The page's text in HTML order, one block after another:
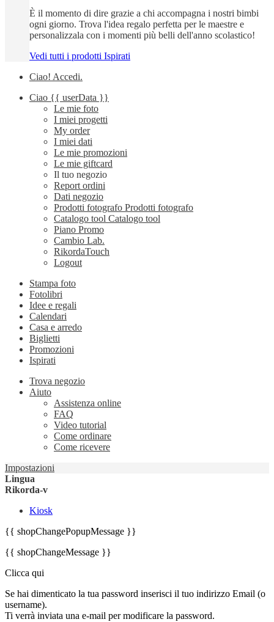
È il momento di dire grazie a chi accompagna i nostri bimbi
ogni giorno. Trova l'idea regalo perfetta per le maestre e
personalizzala con i momenti più belli dell'anno scolastico!
Vedi tutti i prodotti Ispirati
Ciao! Accedi.
Ciao {{ userData }}
Le mie foto
I miei progetti
My order
I miei dati
Le mie promozioni
Le mie giftcard
Il tuo negozio
Report ordini
Dati negozio
Prodotti fotografo Prodotti fotografo
Catalogo tool Catalogo tool
Piano Promo
Cambio Lab.
RikordaTouch
Logout
Stampa foto
Fotolibri
Idee e regali
Calendari
Casa e arredo
Biglietti
Promozioni
Ispirati
Trova negozio
Aiuto
Assistenza online
FAQ
Video tutorial
Come ordinare
Come ricevere
Impostazioni
Lingua
Rikorda-v
Kiosk
{{ shopChangePopupMessage }}
{{ shopChangeMessage }}
Clicca qui
Se hai dimenticato la tua password inserisci il tuo indirizzo Email (o
username).
Ti verrà inviata una e-mail per modificare la password.